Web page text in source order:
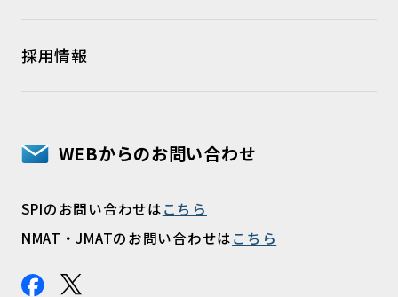
採用情報
WEBからのお問い合わせ
SPIのお問い合わせはこちら
NMAT・JMATのお問い合わせはこちら